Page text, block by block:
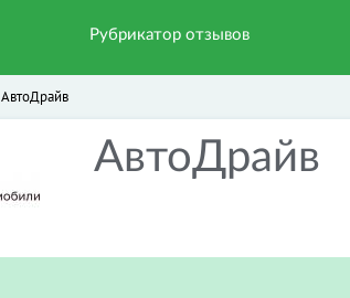
Рубрикатор отзывов
АвтоДрайв
АвтоДрайв